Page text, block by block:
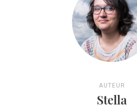
AUTEUR
Stella